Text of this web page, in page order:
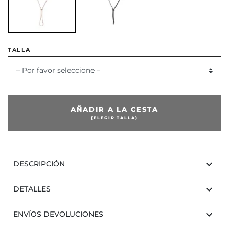
TALLA
– Por favor seleccione –
AÑADIR A LA CESTA
(ELEGIR TALLA)
DESCRIPCIÓN keyboard_arrow_down
DETALLES keyboard_arrow_down
ENVÍOS DEVOLUCIONES keyboard_arrow_down